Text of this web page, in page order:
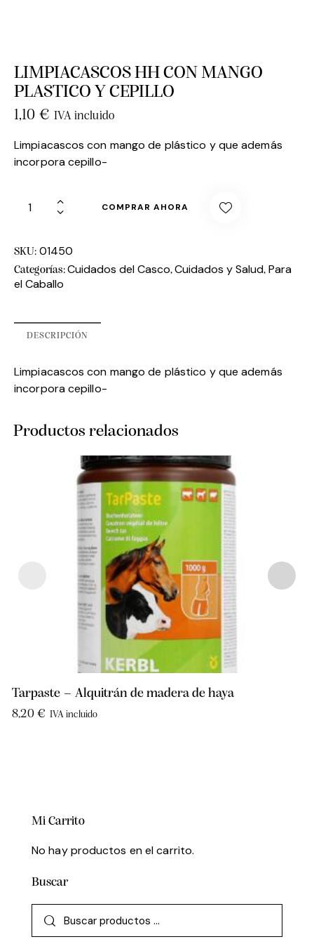
LIMPIACASCOS HH CON MANGO
PLASTICO Y CEPILLO
1,10 € IVA incluido
Limpiacascos con mango de plástico y que además
incorpora cepillo-
COMPRAR AHORA
SKU: 01450
Categorías:Cuidados del Casco,Cuidados y Salud, Para
el Caballo
DESCRIPCIÓN
Limpiacascos con mango de plástico y que además
incorpora cepillo-
Productos relacionados
Tarpaste – Alquitrán de madera de haya
8,20 € IVA incluido
Mi Carrito
No hay productos en el carrito.
Buscar